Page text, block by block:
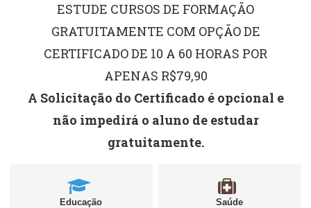
ESTUDE CURSOS DE FORMAÇÃO
GRATUITAMENTE COM OPÇÃO DE
CERTIFICADO DE 10 A 60 HORAS POR
APENAS R$79,90
A Solicitação do Certificado é opcional e
não impedirá o aluno de estudar
gratuitamente.
Educação Saúde